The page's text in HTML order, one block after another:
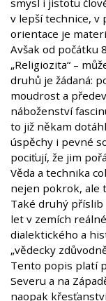
smysl i jistotu
v lepší technice, v
orientace je
Avšak od počátku
„Religiozita“ –
druhů je žádaná:
moudrost a
náboženství
to již někam
úspěchy i pevné
pociťují, že jim
Věda a technika
nejen pokrok, ale
Také druhý příslib
let v zemích
dialektického a
„vědecky
Tento popis platí
Severu a na
naopak